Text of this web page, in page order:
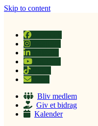
Skip to content
Tiktok
Bliv medlem
Giv et bidrag
Kalender